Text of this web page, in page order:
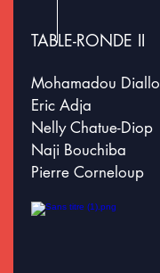
TABLE-RONDE II
Mohamadou Diallo
Eric Adja
Nelly Chatue-Diop
Naji Bouchiba
Pierre Corneloup